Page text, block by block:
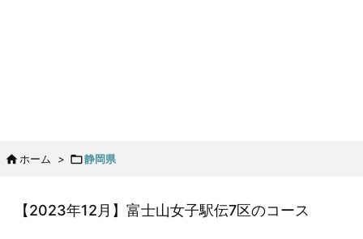
 ホーム > 静岡県
【2023年12月】富士山女子駅伝7区のコース